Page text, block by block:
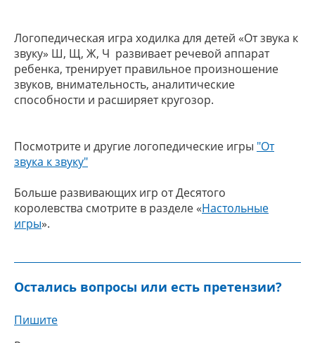
Логопедическая игра ходилка для детей «От звука к
звуку» Ш, Щ, Ж, Ч развивает речевой аппарат
ребенка, тренирует правильное произношение
звуков, внимательность, аналитические
способности и расширяет кругозор.
Посмотрите и другие логопедические игры "От
звука к звуку"
Больше развивающих игр от Десятого
королевства смотрите в разделе «Настольные
игры».
Остались вопросы или есть претензии?
Пишите